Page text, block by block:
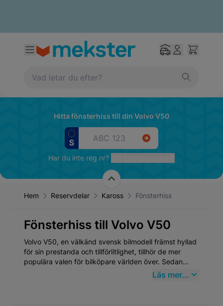
Hitta fönsterhiss till din Volvo V50
Har du inte reg nr?
Hem Reservdelar Kaross Fönsterhiss
Fönsterhiss till Volvo V50
Volvo V50, en välkänd svensk bilmodell främst hyllad
för sin prestanda och tillförlitlighet, tillhör de mer
populära valen för bilköpare världen över. Sedan
dess introduktion har Volvo V50 etablerat sig som en
Läs mer...